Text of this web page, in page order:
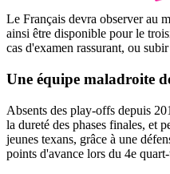
Le Français devra observer au
ainsi être disponible pour le
cas d'examen rassurant, ou
Une équipe maladroite
Absents des play-offs depuis
la dureté des phases finales, et
jeunes texans, grâce à une
points d'avance lors du 4e